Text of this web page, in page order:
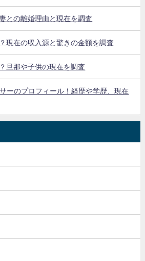
との離婚理由と現在を調査
現在の収入源と驚きの金額を調査
旦那や子供の現在を調査
ーのプロフィール！経歴や学歴、現在